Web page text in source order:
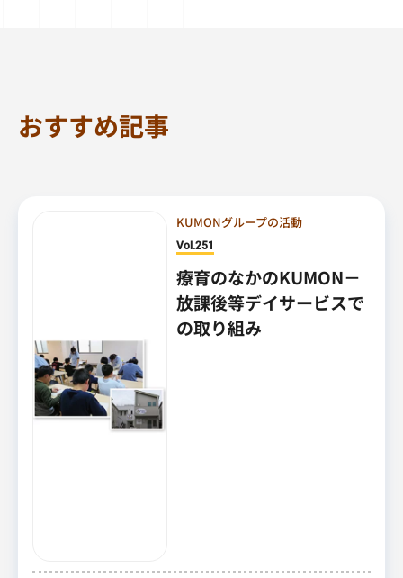
おすすめ記事
KUMONグループの活動
Vol.251
療育のなかのKUMON－
放課後等デイサービスで
の取り組み